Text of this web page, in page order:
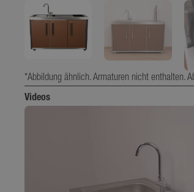
*Abbildung ähnlich. Armaturen nicht enthalten.
Videos